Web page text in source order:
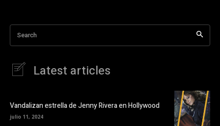
Search
Latest articles
Vandalizan estrella de Jenny Rivera en Hollywood
julio 11, 2024